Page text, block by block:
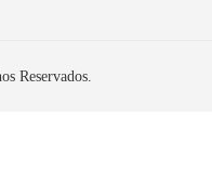
Reservados.